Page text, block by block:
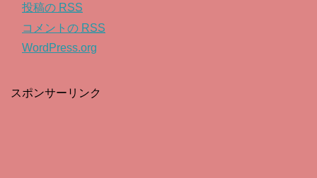
投稿の RSS
コメントの RSS
WordPress.org
スポンサーリンク